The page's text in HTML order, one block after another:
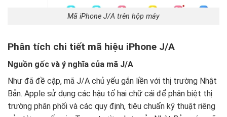
Mã iPhone J/A trên hộp máy
Phân tích chi tiết mã hiệu iPhone J/A
Nguồn gốc và ý nghĩa của mã J/A
Như đã đề cập, mã J/A chủ yếu gắn liền với thị trường Nhật
Bản. Apple sử dụng các hậu tố hai chữ cái để phân biệt thị
trường phân phối và các quy định, tiêu chuẩn kỹ thuật riêng